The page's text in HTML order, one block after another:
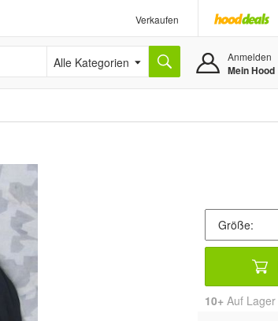
Verkaufen
Alle Kategorien Anmelden
Mein Hood
10+ Auf Lager